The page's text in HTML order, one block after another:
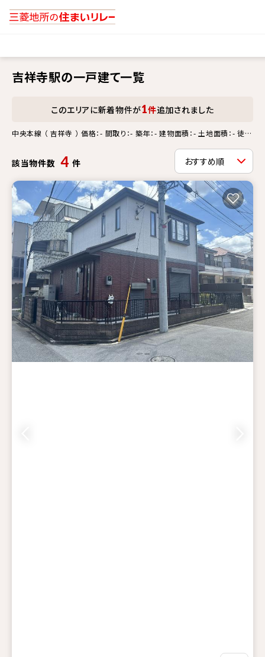
吉祥寺駅の一戸建て一覧
このエリアに新着物件が1件追加されました
中央本線 （ 吉祥寺 ） 価格：- 間取り：- 築年：- 建物面積：- 土地面積：- 徒歩
該当物件数 4 件